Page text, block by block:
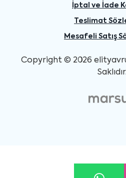
İptal ve İade
Teslimat
Mesafeli Satış
Copyright © 2026
Saklıdır.